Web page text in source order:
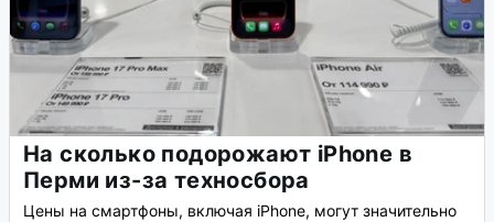
На сколько подорожают iPhone в
Перми из-за техносбора
Цены на смартфоны, включая iPhone, могут значительно